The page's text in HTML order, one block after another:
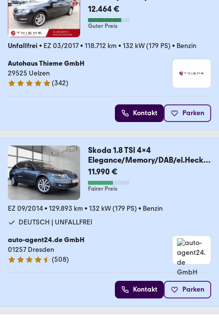
12.464 €
Guter Preis
Unfallfrei • EZ 03/2017• 118.712 km • 132 kW (179 PS) • Benzin
Autohaus Thieme GmbH
29525 Uelzen
4.8 Sterne
(342)
Kontakt Parken
Skoda 1.8 TSI 4x4
Elegance/Memory/DAB/el.Heckkl
.11.990 €
Fairer Preis
EZ 09/2014• 129.893 km • 132 kW (179 PS) • Benzin
DEUTSCH | UNFALLFREI
auto-agent24.de GmbH
01257 Dresden
4.6 Sterne
(508)
Kontakt Parken